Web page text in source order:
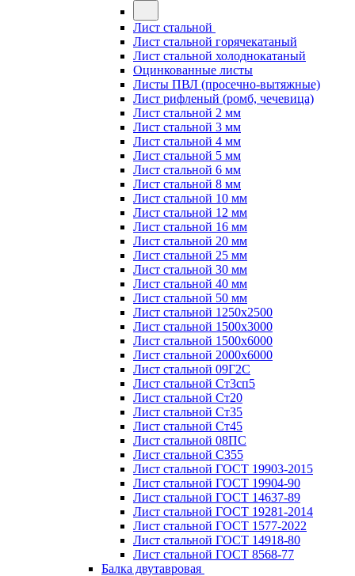
Лист стальной
Лист стальной горячекатаный
Лист стальной холоднокатаный
Оцинкованные листы
Листы ПВЛ (просечно-вытяжные)
Лист рифленый (ромб, чечевица)
Лист стальной 2 мм
Лист стальной 3 мм
Лист стальной 4 мм
Лист стальной 5 мм
Лист стальной 6 мм
Лист стальной 8 мм
Лист стальной 10 мм
Лист стальной 12 мм
Лист стальной 16 мм
Лист стальной 20 мм
Лист стальной 25 мм
Лист стальной 30 мм
Лист стальной 40 мм
Лист стальной 50 мм
Лист стальной 1250х2500
Лист стальной 1500х3000
Лист стальной 1500х6000
Лист стальной 2000х6000
Лист стальной 09Г2С
Лист стальной Ст3сп5
Лист стальной Ст20
Лист стальной Ст35
Лист стальной Ст45
Лист стальной 08ПС
Лист стальной С355
Лист стальной ГОСТ 19903-2015
Лист стальной ГОСТ 19904-90
Лист стальной ГОСТ 14637-89
Лист стальной ГОСТ 19281-2014
Лист стальной ГОСТ 1577-2022
Лист стальной ГОСТ 14918-80
Лист стальной ГОСТ 8568-77
Балка двутавровая